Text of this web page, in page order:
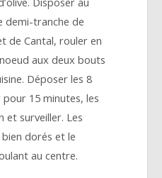
demi-tranche de
de Cantal, rouler en
aux deux bouts
Déposer les 8
15 minutes, les
et surveiller. Les
dorés et le
au centre.